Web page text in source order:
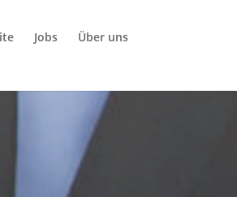
Jobs Über uns